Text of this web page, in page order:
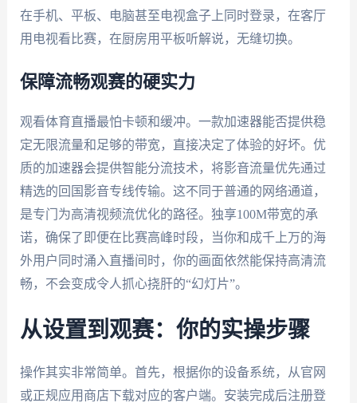
在手机、平板、电脑甚至电视盒子上同时登录，在客厅
用电视看比赛，在厨房用平板听解说，无缝切换。
保障流畅观赛的硬实力
观看体育直播最怕卡顿和缓冲。一款加速器能否提供稳
定无限流量和足够的带宽，直接决定了体验的好坏。优
质的加速器会提供智能分流技术，将影音流量优先通过
精选的回国影音专线传输。这不同于普通的网络通道，
是专门为高清视频流优化的路径。独享100M带宽的承
诺，确保了即便在比赛高峰时段，当你和成千上万的海
外用户同时涌入直播间时，你的画面依然能保持高清流
畅，不会变成令人抓心挠肝的“幻灯片”。
从设置到观赛：你的实操步骤
操作其实非常简单。首先，根据你的设备系统，从官网
或正规应用商店下载对应的客户端。安装完成后注册登